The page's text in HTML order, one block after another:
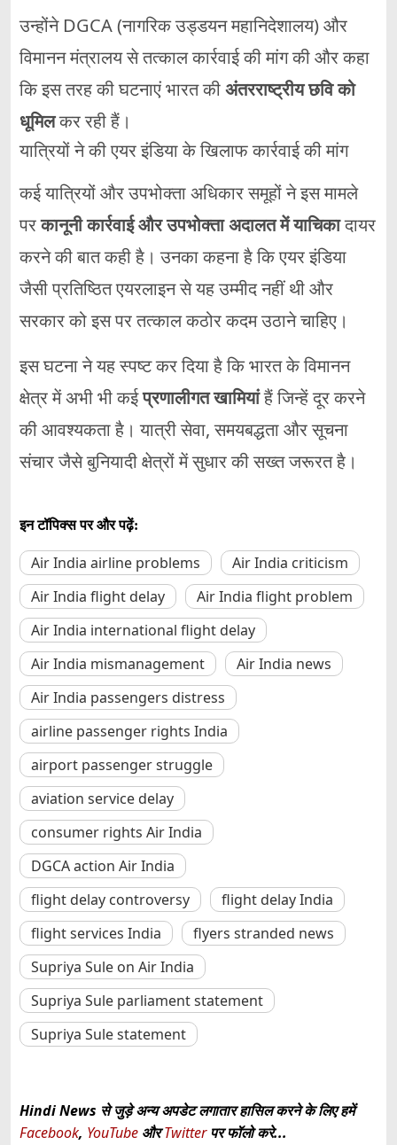
उन्होंने DGCA (नागरिक उड्डयन महानिदेशालय) और
विमानन मंत्रालय से तत्काल कार्रवाई की मांग की और कहा
कि इस तरह की घटनाएं भारत कीअंतरराष्ट्रीय छवि को
धूमिलकर रही हैं।
यात्रियों ने की एयर इंडिया के खिलाफ कार्रवाई की मांग
कई यात्रियों और उपभोक्ता अधिकार समूहों ने इस मामले
परकानूनी कार्रवाई और उपभोक्ता अदालत में याचिकादायर
करने की बात कही है। उनका कहना है कि एयर इंडिया
जैसी प्रतिष्ठित एयरलाइन से यह उम्मीद नहीं थी और
सरकार को इस पर तत्काल कठोर कदम उठाने चाहिए।
इस घटना ने यह स्पष्ट कर दिया है कि भारत के विमानन
क्षेत्र में अभी भी कईप्रणालीगत खामियांहैं जिन्हें दूर करने
की आवश्यकता है। यात्री सेवा, समयबद्धता और सूचना
संचार जैसे बुनियादी क्षेत्रों में सुधार की सख्त जरूरत है।
इन टॉपिक्स पर और पढ़ें:
Air India airline problems
Air India criticism
Air India flight delay
Air India flight problem
Air India international flight delay
Air India mismanagement
Air India news
Air India passengers distress
airline passenger rights India
airport passenger struggle
aviation service delay
consumer rights Air India
DGCA action Air India
flight delay controversy
flight delay India
flight services India
flyers stranded news
Supriya Sule on Air India
Supriya Sule parliament statement
Supriya Sule statement
Hindi News से जुड़े अन्य अपडेट लगातार हासिल करने के लिए हमें
Facebook, YouTube औरTwitterपर फॉलो करे...